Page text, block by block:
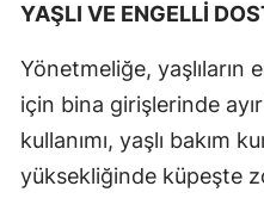
YAŞLI VE ENGELLİ
Yönetmeliğe, yaşlıların
için bina girişlerinde
kullanımı, yaşlı bakım
yüksekliğinde küpeşte